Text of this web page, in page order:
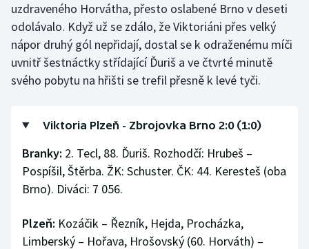
Veslování
Vodní slalom
Volejbal
uzdraveného Horvátha, přesto oslabené Brno v deseti
odolávalo. Když už se zdálo, že Viktoriáni přes velký
nápor druhý gól nepřidají, dostal se k odraženému míči
uvnitř šestnáctky střídající Ďuriš a ve čtvrté minutě
svého pobytu na hřišti se trefil přesně k levé tyči.
Viktoria Plzeň - Zbrojovka Brno 2:0 (1:0)
Branky: 2. Tecl, 88. Ďuriš. Rozhodčí: Hrubeš –
Pospíšil, Štěrba. ŽK: Schuster. ČK: 44. Keresteš (oba
Brno). Diváci: 7 056.
Plzeň: Kozáčik – Řezník, Hejda, Procházka,
Limberský – Hořava, Hrošovský (60. Horváth) –